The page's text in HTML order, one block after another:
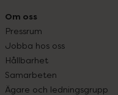
Om oss
Pressrum
Jobba hos oss
Hållbarhet
Samarbeten
Ägare och ledningsgrupp